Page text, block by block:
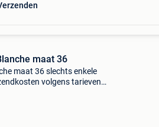
maat 36
maat 36 slechts enkele
volgens tarieven